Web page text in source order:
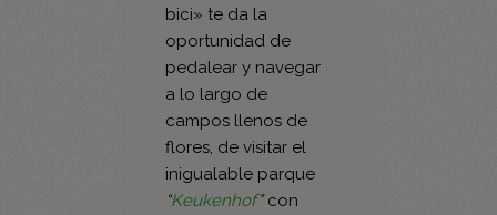
pedalear y navegar
a lo largo de
campos llenos de
flores, de visitar el
inigualable parque
“Keukenhof”con
más de 7 millones de
tulipanes, narcisos y